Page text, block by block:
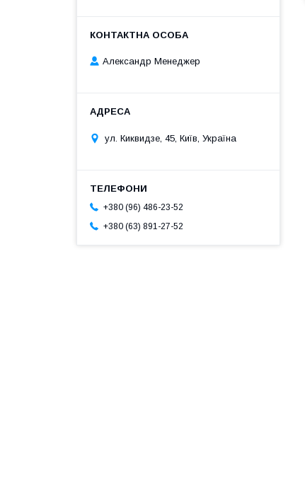
Александр Менеджер
ул. Киквидзе, 45, Київ, Україна
+380 (96) 486-23-52
+380 (63) 891-27-52